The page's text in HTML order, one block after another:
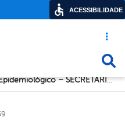
Acesso
Informe Epidemiológico – SECRETARIA DE SAÚDE DE CABROBÓ – 04/12/2020
ACESSIBILIDADE